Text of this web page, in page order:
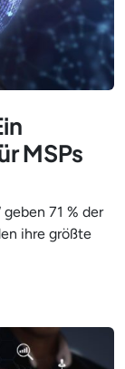
MSPs
71 % der
ihre größte